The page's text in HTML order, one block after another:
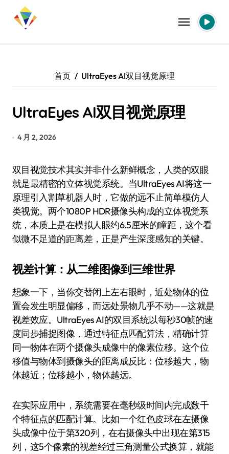
首页 UltraEyes AI双目视觉原理
UltraEyes AI双目视觉原理
4 月 2, 2026
双目视觉技术其实并非什么新鲜概念，人类的双眼
就是最精密的立体视觉系统。当UltraEyes AI将这一
原理引入割草机器人时，它做的远不止简单模仿人
类视觉。两个1080P HDR摄像头构成的立体视觉系
统，本质上是在模拟人眼约6.5厘米的瞳距，这个看
似微不足道的距离差，正是产生深度感知的关键。
视差计算：从二维图像到三维世界
想象一下，当你交替闭上左右眼时，近处物体的位
置会发生明显偏移，而远处景物几乎不动——这就是
视差效应。UltraEyes AI的双目系统以每秒30帧的速
度同步捕捉图像，通过特征点匹配算法，精确计算
同一物体在两个摄像头成像中的像素位移。这个位
移值与物体到摄像头的距离成反比：位移越大，物
体越近；位移越小，物体越远。
在实际应用中，系统需要在毫秒级时间内完成数千
个特征点的匹配计算。比如一个红色皮球在左摄像
头成像中位于第320列，在右摄像头中出现在第315
列，这5个像素的视差经过三角测量公式换算，就能